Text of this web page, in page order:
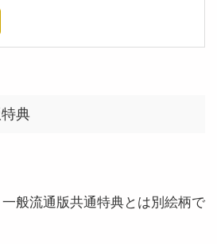
典
般流通版共通特典とは別絵柄で